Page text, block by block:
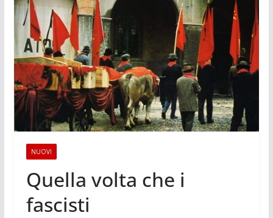
NUOVI
Quella volta che i
fascisti